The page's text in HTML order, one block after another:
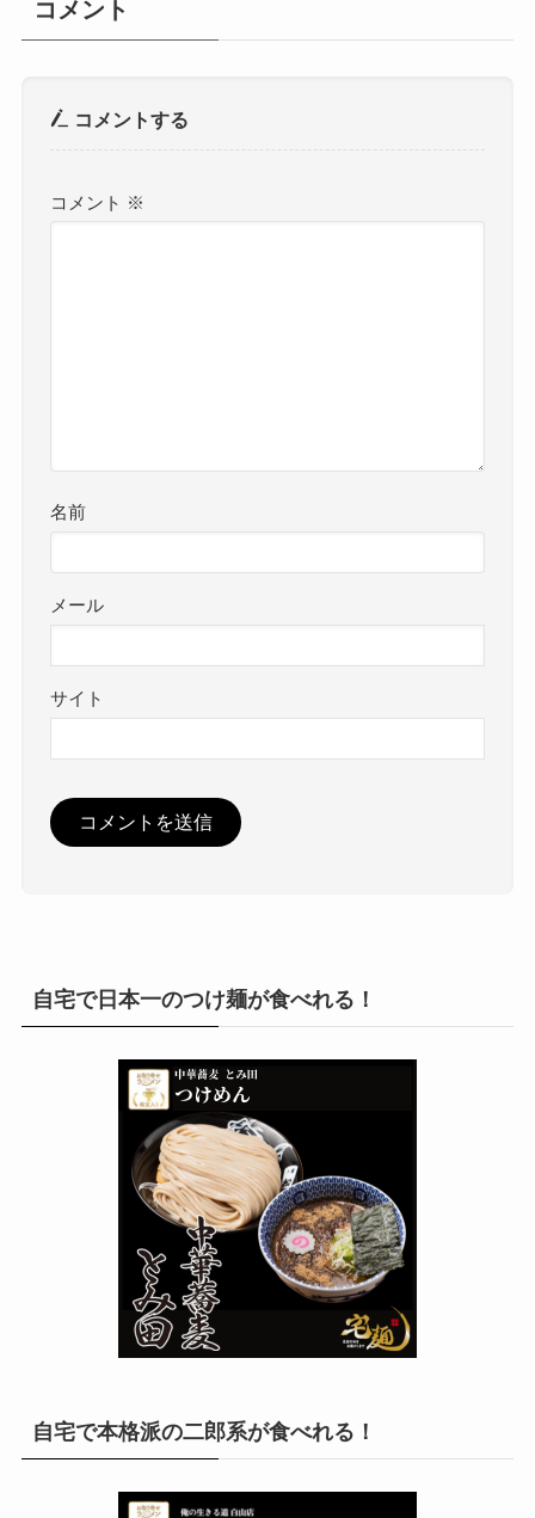
コメント
コメントする
コメント ※
名前
メール
サイト
自宅で日本一のつけ麺が食べれる！
自宅で本格派の二郎系が食べれる！